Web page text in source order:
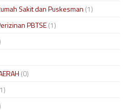
Sakit dan Puskesman (1)
PBTSE(1)
(0)